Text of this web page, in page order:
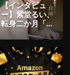
【インタビュ
ー】紫堂るい、
転身二か月「も
っと知っていた
だくことを目標
に」 初ヘア...